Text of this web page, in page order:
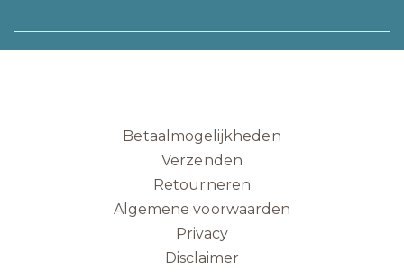
Betaalmogelijkheden
Verzenden
Retourneren
Algemene voorwaarden
Privacy
Disclaimer